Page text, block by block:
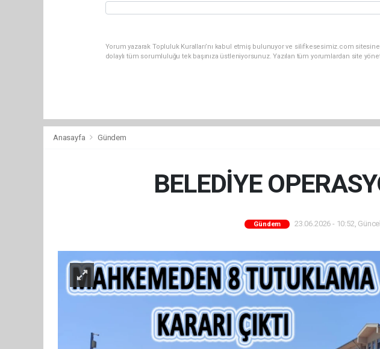
Yorum yazarak Topluluk Kuralları’nı kabul etmiş bulunuyor ve silifkesesimiz.com sitesine
dolaylı tüm sorumluluğu tek başınıza üstleniyorsunuz. Yazılan tüm yorumlardan site
Anasayfa Gündem
BELEDİYE
Gündem 23.06.2026 - 10:52,